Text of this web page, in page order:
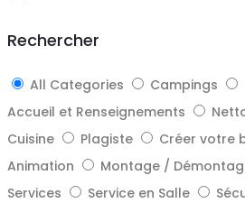
Rechercher
All Categories Campings
Accueil et Renseignements
Cuisine
Plagiste Créer votre
Animation
Montage /
Services
Service en Salle